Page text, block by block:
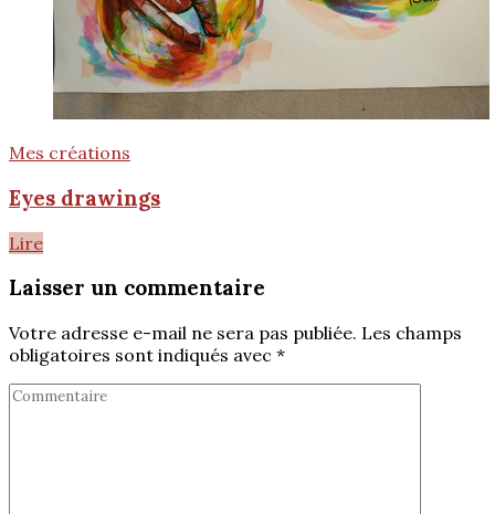
Mes créations
Eyes drawings
Lire
Laisser un commentaire
Votre adresse e-mail ne sera pas publiée. Les champs
obligatoires sont indiqués avec *